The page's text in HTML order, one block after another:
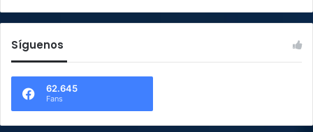
Síguenos
62.645
Fans